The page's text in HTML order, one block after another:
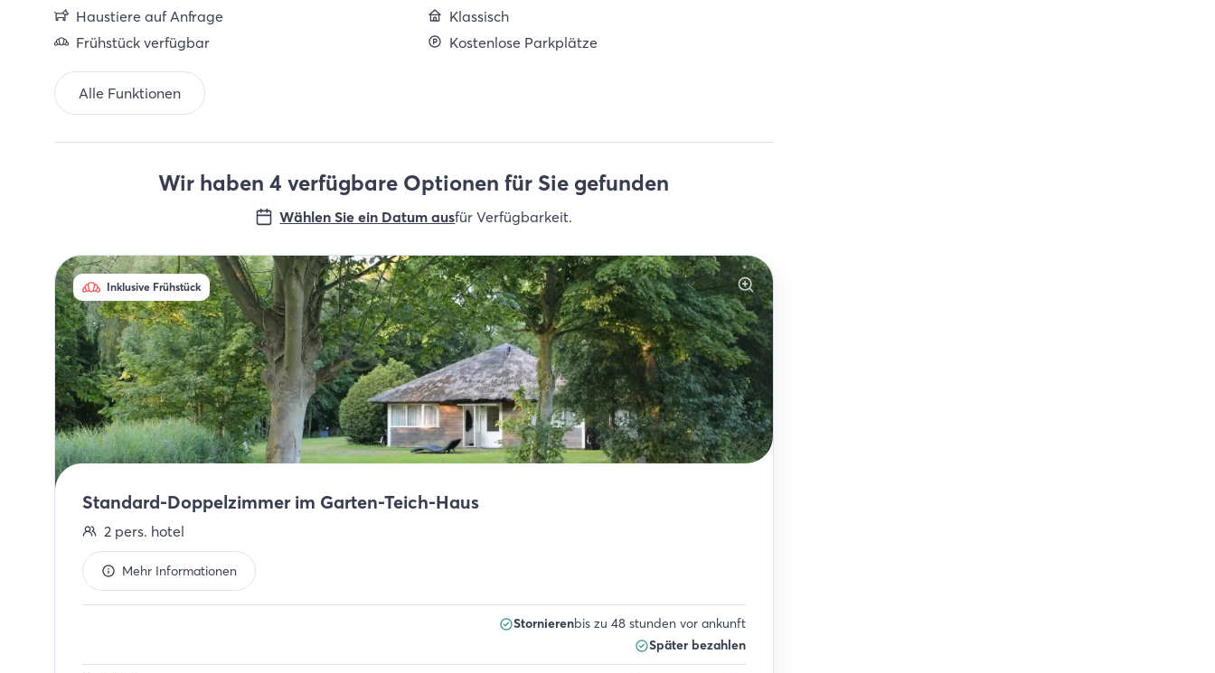
Haustiere auf Anfrage
Frühstück verfügbar
Klassisch
Kostenlose Parkplätze
Alle Funktionen
Wir haben 4 verfügbare Optionen für Sie gefunden
Wählen Sie ein Datum ausfür Verfügbarkeit.
Inklusive Frühstück
Standard-Doppelzimmer im Garten-Teich-Haus
2 pers. hotel
Mehr Informationen
Stornierenbis zu 48 stunden vor ankunft
Später bezahlen